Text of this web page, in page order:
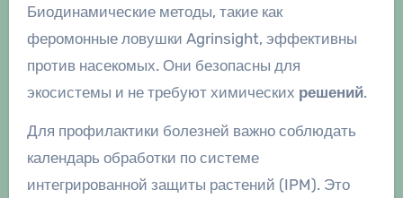
Биодинамические методы, такие как
феромонные ловушки Agrinsight, эффективны
против насекомых. Они безопасны для
экосистемы и не требуют химических решений.
Для профилактики болезней важно соблюдать
календарь обработки по системе
интегрированной защиты растений (IPM). Это